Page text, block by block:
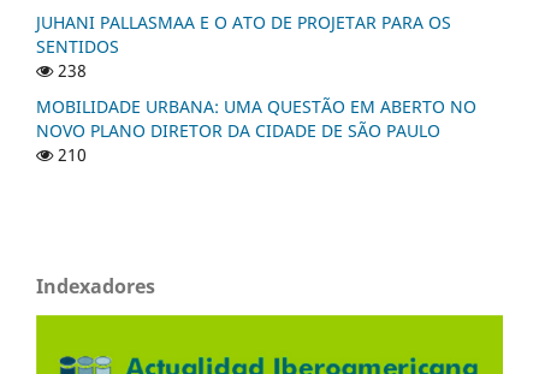
JUHANI PALLASMAA E O ATO DE PROJETAR PARA OS
SENTIDOS
238
MOBILIDADE URBANA: UMA QUESTÃO EM ABERTO NO
NOVO PLANO DIRETOR DA CIDADE DE SÃO PAULO
210
Indexadores